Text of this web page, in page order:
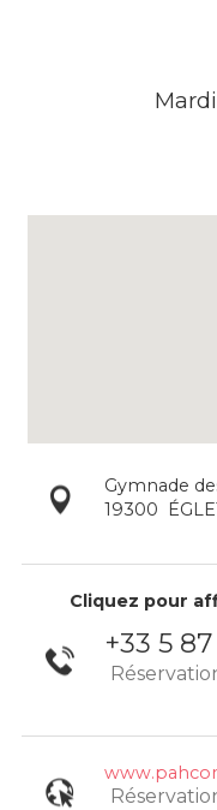
Mardi
Gymnade
19300
Cliquez pour
+33 5